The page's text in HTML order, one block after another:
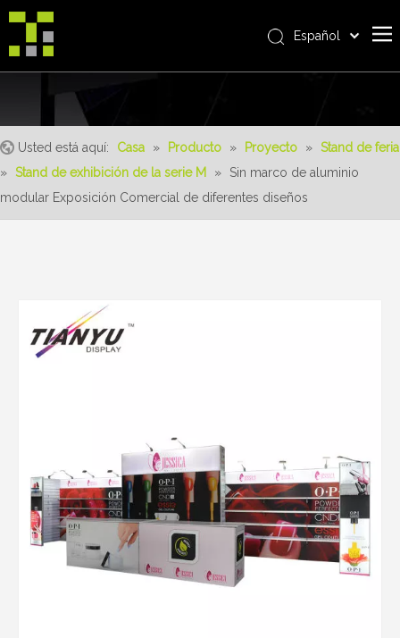
Sobre nosotros
Producto
Servicio
Contáctenos
Español
Usted está aquí: Casa » Producto » Proyecto » Stand de feria
» Stand de exhibición de la serie M »
Sin marco de aluminio
modular Exposición Comercial de diferentes diseños